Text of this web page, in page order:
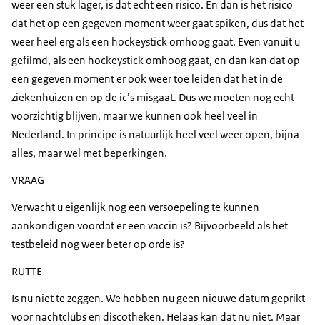
weer een stuk lager, is dat echt een risico. En dan is het risico
dat het op een gegeven moment weer gaat spiken, dus dat het
weer heel erg als een hockeystick omhoog gaat. Even vanuit u
gefilmd, als een hockeystick omhoog gaat, en dan kan dat op
een gegeven moment er ook weer toe leiden dat het in de
ziekenhuizen en op de ic’s misgaat. Dus we moeten nog echt
voorzichtig blijven, maar we kunnen ook heel veel in
Nederland. In principe is natuurlijk heel veel weer open, bijna
alles, maar wel met beperkingen.
VRAAG
Verwacht u eigenlijk nog een versoepeling te kunnen
aankondigen voordat er een vaccin is? Bijvoorbeeld als het
testbeleid nog weer beter op orde is?
RUTTE
Is nu niet te zeggen. We hebben nu geen nieuwe datum geprikt
voor nachtclubs en discotheken. Helaas kan dat nu niet. Maar